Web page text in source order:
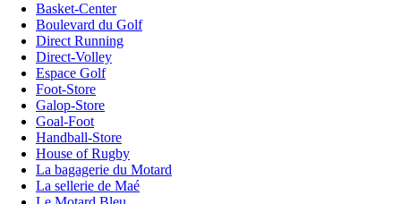
Basket-Center
Boulevard du Golf
Direct Running
Direct-Volley
Espace Golf
Foot-Store
Galop-Store
Goal-Foot
Handball-Store
House of Rugby
La bagagerie du Motard
La sellerie de Maé